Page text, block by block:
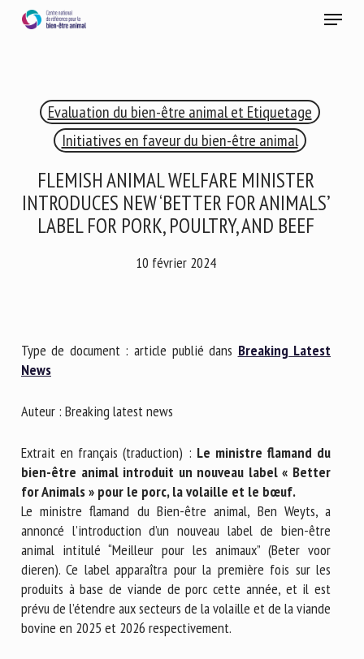
Menu
Evaluation du bien-être animal et Etiquetage
Initiatives en faveur du bien-être animal
FLEMISH ANIMAL WELFARE MINISTER
INTRODUCES NEW ‘BETTER FOR ANIMALS’
LABEL FOR PORK, POULTRY, AND BEEF
10 février 2024
Type de document : article publié dans Breaking Latest
News
Auteur : Breaking latest news
Extrait en français (traduction) : Le ministre flamand du
bien-être animal introduit un nouveau label « Better
for Animals » pour le porc, la volaille et le bœuf.
Le ministre flamand du Bien-être animal, Ben Weyts, a
annoncé l’introduction d’un nouveau label de bien-être
animal intitulé “Meilleur pour les animaux” (Beter voor
dieren). Ce label apparaîtra pour la première fois sur les
produits à base de viande de porc cette année, et il est
prévu de l’étendre aux secteurs de la volaille et de la viande
bovine en 2025 et 2026 respectivement.
RECEVEZ CHAQUE MOIS GRATUITEMENT
LES DERNIÈRES ACTUALITÉS SUR LE BIEN-ÊTRE
ANIMAL
Select language
Nom *
Organisme *
E-mail *
En soumettant ce formulaire, j'accepte que les
informations saisies soient utilisées dans le cadre de la